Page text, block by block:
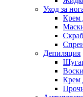
Уход за
Крем
Депиляция
Воски
Крем